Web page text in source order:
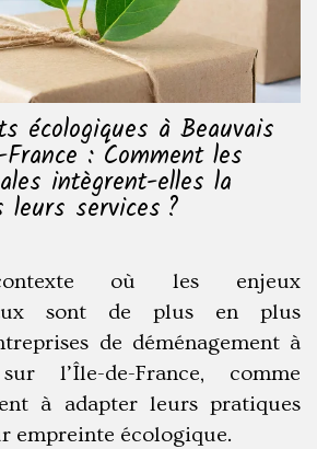
écologiques à Beauvais
: Comment les
intègrent-elles la
services ?
où les enjeux
sont de plus en plus
de déménagement à
l’Île-de-France, comme
à adapter leurs pratiques
empreinte écologique.